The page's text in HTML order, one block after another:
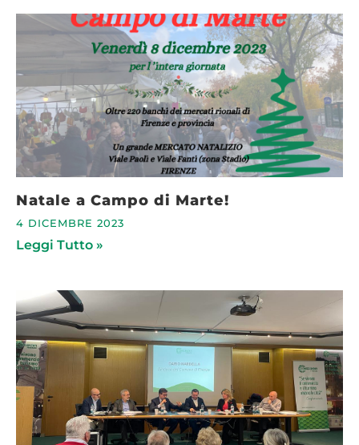
Natale a Campo di Marte!
4 DICEMBRE 2023
Leggi Tutto »